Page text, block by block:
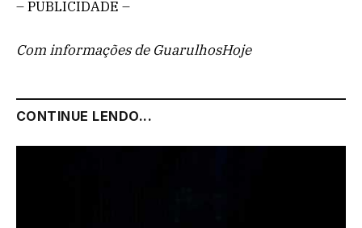
– PUBLICIDADE –
Com informações de GuarulhosHoje
CONTINUE LENDO...